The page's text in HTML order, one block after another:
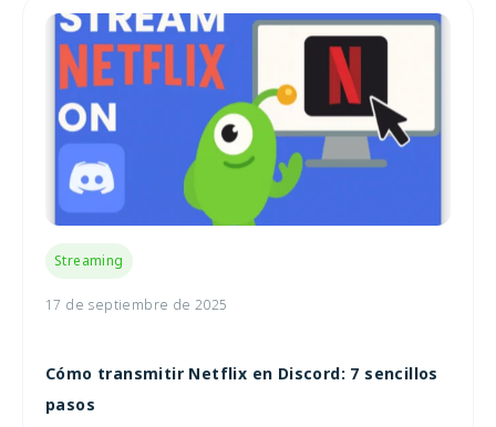
Streaming
17 de septiembre de 2025
Cómo transmitir Netflix en Discord: 7 sencillos
pasos